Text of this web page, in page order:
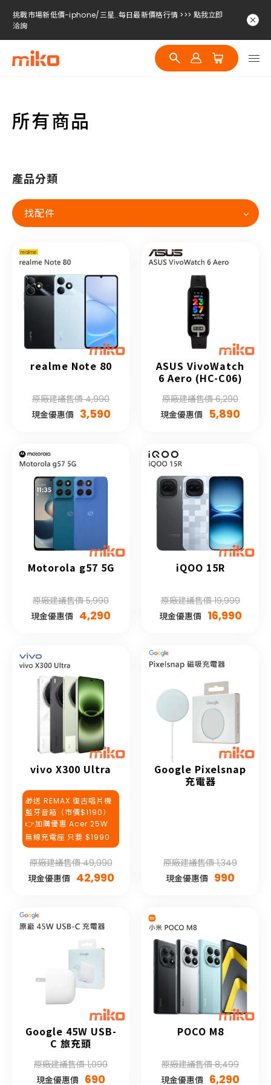
挑戰市場新低價-iphone/三星..每日最新價格行情 >>> 點我立即
洽詢
挑戰市場新低價-iphone/三星..每日最新價格行情 >>> 點我立即
洽詢
挑戰市場新低價-iphone/三星..每日最新價格行情 >>> 點我立即
所有商品
產品分類
找配件
realme Note 80
原廠建議售價 4,990
現金優惠價 3,590
ASUS VivoWatch
6 Aero (HC-C06)
原廠建議售價 6,290
現金優惠價
5,890
Motorola g57 5G
原廠建議售價 5,990
現金優惠價 4,290
iQOO 15R
原廠建議售價 19,999
現金優惠價 16,990
vivo X300 Ultra
🎁送 REMAX 復古唱片機
藍牙音箱（市價$1190）
👉加購優惠 Acer 25W
無線充電座 只要 $1990
原廠建議售價 49,990
現金優惠價 42,990
Google Pixelsnap
充電器
原廠建議售價 1,349
現金優惠價 990
Google 45W USB-
C 旅充頭
原廠建議售價 1,090
現金優惠價 690
POCO M8
原廠建議售價 8,499
現金優惠價 6,290